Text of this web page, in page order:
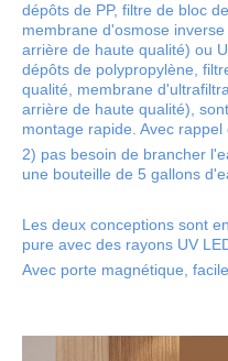
dépôts de PP, filtre de bloc
membrane d'osmose
arrière de haute qualité) ou
dépôts de polypropylène,
qualité, membrane
arrière de haute qualité),
montage rapide. Avec
2) pas besoin de brancher
une bouteille de 5 gallons
Les deux conceptions sont
pure avec des rayons UV
Avec porte magnétique,